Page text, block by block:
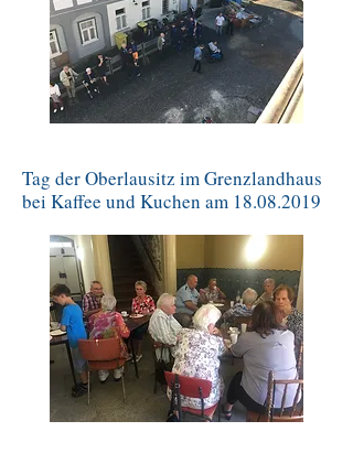
Tag der Oberlausitz im Grenzlandhaus
bei Kaffee und Kuchen am 18.08.2019